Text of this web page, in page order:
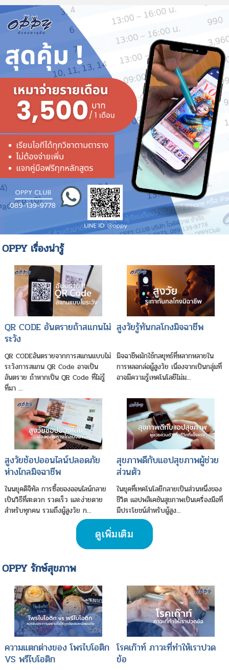
OPPY เรื่องน่ารู้
QR CODE อันตรายถ้าสแกนไม่
ระวัง
QR CODEอันตรายจากการสแกนแบบไม่
ระวังการสแกน QR Code อาจเป็น
อันตราย ถ้าหากเป็น QR Code ที่ไม่รู้
ที่มา ...
สูงวัยรู้ทันกลโกงมิจฉาชีพ
มิจฉาชีพมักใช้กลยุทธ์ที่หลากหลายใน
การหลอกล่อผู้สูงวัย เนื่องจากเป็นกลุ่มที่
อาจมีความรู้เทคโนโลยีไม่ม...
สูงวัยช้อปออนไลน์ปลอดภัย
ห่างไกลมิจฉาชีพ
ในนยุคดิจิทัล การซื้อของออนไลน์กลาย
เป็นวิธีที่สะดวก รวดเร็ว และง่ายดาย
สำหรับทุกคน รวมถึงผู้สูงวัย ก...
สุขภาพดีกับแอปสุขภาพผู้ช่วย
ส่วนตัว
ในยุคที่เทคโนโลยีกลายเป็นส่วนหนึ่งของ
ชีวิต แอปพลิเคชันสุขภาพเป็นเครื่องมือที่
มีประโยชน์สำหรับผู้สูง...
ดูเพิ่มเติม
OPPY รักษ์สุขภาพ
ความแตกต่างของ โพรไบโอติก
VS พรีไบโอติก
โรคเก๊าท์ ภาวะที่ทำให้เราปวด
ข้อ